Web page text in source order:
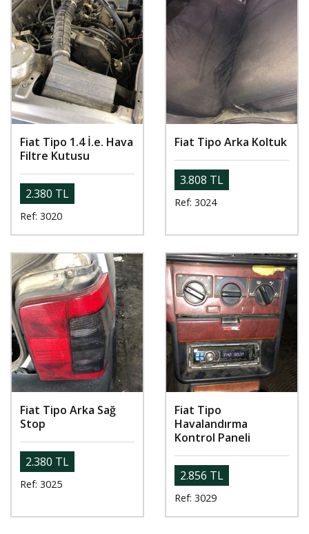
Fiat Tipo 1.4 İ.e. Hava
Filtre Kutusu
2.380 TL
Ref: 3020
Fiat Tipo Arka Koltuk
3.808 TL
Ref: 3024
Fiat Tipo Arka Sağ
Stop
2.380 TL
Ref: 3025
Fiat Tipo
Havalandırma
Kontrol Paneli
2.856 TL
Ref: 3029